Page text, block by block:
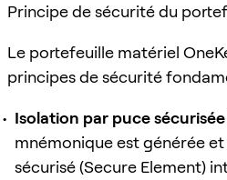
Principe de sécurité du
Le portefeuille matériel
principes de sécurité
Isolation par puce sécurisée
mnémonique est générée
sécurisé (Secure Element)